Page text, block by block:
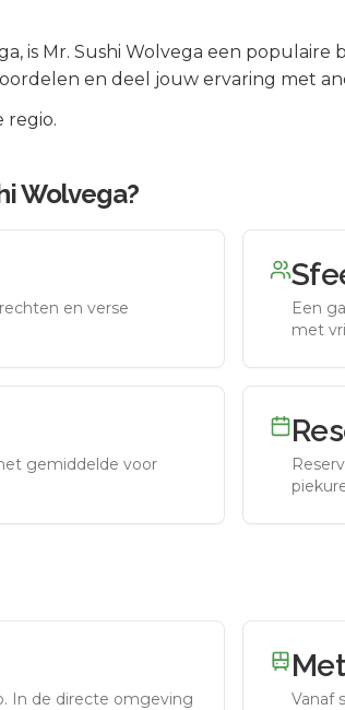
, is Mr. Sushi Wolvega een populaire
en deel jouw ervaring met
regio.
Wolvega?
en verse
Een
met
gemiddelde voor
In de directe omgeving
Vanaf